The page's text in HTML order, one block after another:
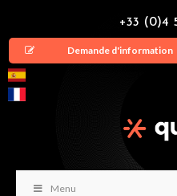
+33 (0)4
Demande d'information
Menu